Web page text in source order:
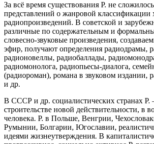
За всё время существования Р. не
представлений о жанровой классификации
радиопроизведений. В советской и
различные по содержательным и
словесно-звуковые произведения,
эфир, получают определения радиодрамы,
радионовеллы, радиобаллады,
радиомонолога, радиопьесы-диалога,
(радиороман), романа в звуковом издании,
и др.
В СССР и др. социалистических странах Р.
строительстве новой действительности, в
человека. Р. в Польше, Венгрии,
Румынии, Болгарии, Югославии,
идеями жизнеутверждения. В